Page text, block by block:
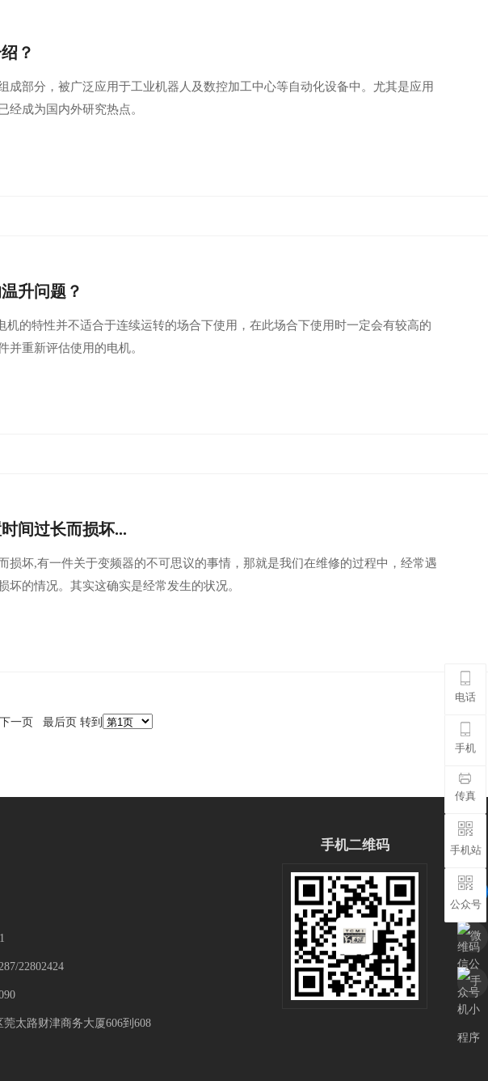
？
成部分，被广泛应用于工业机器人及数控加工中心等自动化设备中。尤其是应用
经成为国内外研究热点。
升问题？
机的特性并不适合于连续运转的场合下使用，在此场合下使用时一定会有较高的
并重新评估使用的电机。
间过长而损坏...
损坏,有一件关于变频器的不可思议的事情，那就是我们在维修的过程中，经常遇
的情况。其实这确实是经常发生的状况。
下一页 最后页 转到
22802424
太路财津商务大厦606到608
手机二维码
电话
手机
传真
手机站
公众号